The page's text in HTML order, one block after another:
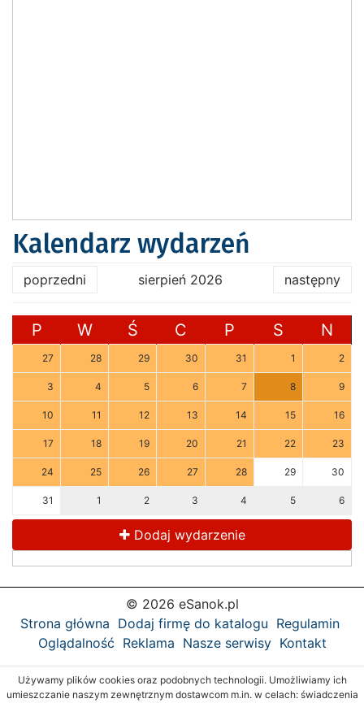
Kalendarz wydarzeń
poprzedni sierpień 2026 następny
P W Ś C P S N
27 28 29 30 31 1 2
3 4 5 6 7 8 9
10 11 12 13 14 15 16
17 18 19 20 21 22 23
24 25 26 27 28 29 30
31 1 2 3 4 5 6
Dodaj wydarzenie
© 2026 eSanok.pl
Strona główna Dodaj firmę do katalogu Regulamin
Oglądalność Reklama Nasze serwisy Kontakt
Używamy plików cookies oraz podobnych technologii. Umożliwiamy ich
umieszczanie naszym zewnętrznym dostawcom m.in. w celach: świadczenia